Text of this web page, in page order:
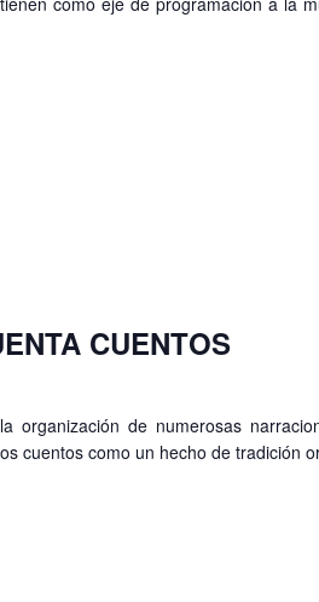
CUENTOS
organización de numerosas
cuentos como un hecho de tradición